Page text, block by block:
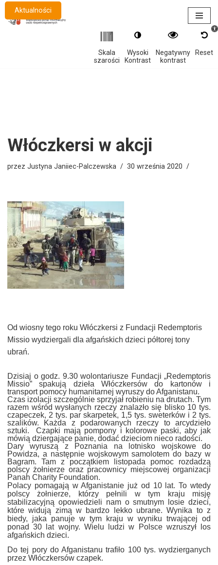
Skala
szarości
Wysoki
Kontrast
Negatywny
kontrast
Reset
Przejdź
Włóczkersi w akcji
przez Justyna Janiiec-Palczewska 30 września 2020
Aktualności
Od wiosny tego roku Włóczkersi z Fundacji Redemptoris
Missio wydziergali dla afgańskich dzieci półtorej tony
ubrań.
Dzisiaj o godz. 9.30 wolontariusze Fundacji „Redemptoris
Missio” spakują dzieła Włóczkersów do kartonów i
transport pomocy humanitarnej wyruszy do Afganistanu.
Czas izolacji szczególnie sprzyjał robieniu na drutach. Tym
razem wśród wysłanych rzeczy znalazło się blisko 10 tys.
czapeczek, 2 tys. par skarpetek, 1,5 tys. sweterków i 2 tys.
szalików. Każda z podarowanych rzeczy to arcydzieło
sztuki. Czapki mają pompony i kolorowe paski, aby jak
mówią dziergające panie, dodać dzieciom nieco radości.
Dary wyruszą z Poznania na lotnisko wojskowe do
Powidza, a następnie wojskowym samolotem do bazy w
Bagram. Tam z początkiem listopada pomoc rozdadzą
polscy żołnierze oraz pracownicy miejscowej organizacji
Panah Charity Foundation.
Polacy pomagają w Afganistanie już od 10 lat. To wtedy
polscy żołnierze, którzy pełnili w tym kraju misję
stabilizacyjną opowiedzieli nam o smutnym losie dzieci,
które widują zimą w bardzo lekko ubrane. Wynika to z
biedy, jaka panuje w tym kraju w wyniku trwającej od
ponad 30 lat wojny. Wielu ludzi w Polsce wzruszył los
afgańskich dzieci.
Do tej pory do Afganistanu trafiło 100 tys. wydzierganych
przez Włóczkersów czapek.